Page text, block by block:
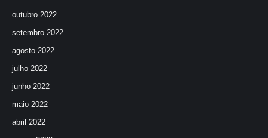
outubro 2022
setembro 2022
agosto 2022
julho 2022
junho 2022
maio 2022
abril 2022